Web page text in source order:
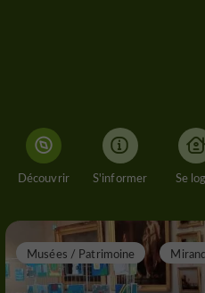
Découvrir S'informer Se
Musées / Patrimoine